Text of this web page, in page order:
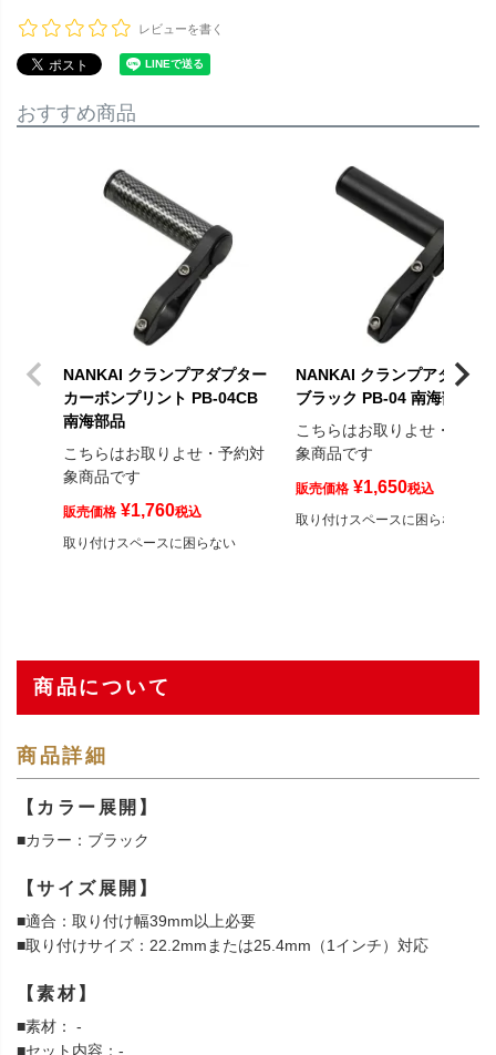
レビューを書く
おすすめ商品
NANKAI クランプアダプター
カーボンプリント PB-04CB
南海部品
こちらはお取りよせ・予約対
象商品です
販売価格 ¥1,760税込
取り付けスペースに困らない
NANKAI クランプアダプタ
ブラック PB-04 南海部品
こちらはお取りよせ・予約対
象商品です
販売価格 ¥1,650税込
取り付けスペースに困らない
商品について
商品詳細
【カラー展開】
■カラー：ブラック
【サイズ展開】
■適合：取り付け幅39mm以上必要
■取り付けサイズ：22.2mmまたは25.4mm（1インチ）対応
【素材】
■素材： -
■セット内容：-